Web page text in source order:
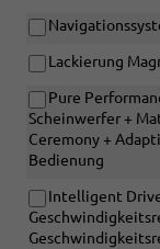
Lackierung
Pure
Scheinwerfer +
Ceremony +
Bedienung
Intelligent